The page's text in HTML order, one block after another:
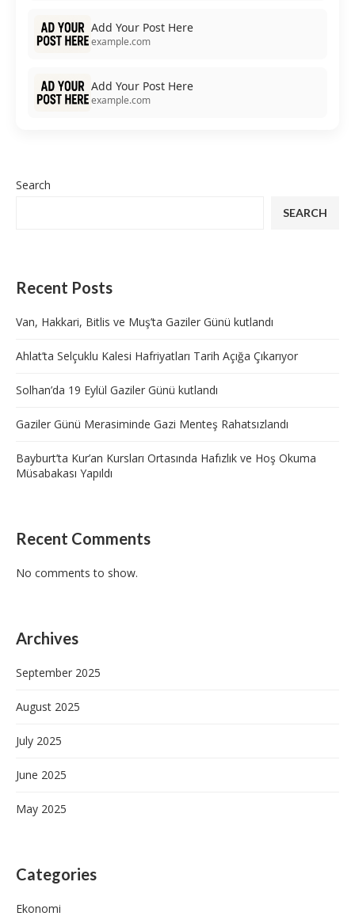
Add Your Post Here
example.com
Add Your Post Here
example.com
Search
SEARCH
Recent Posts
Van, Hakkari, Bitlis ve Muş’ta Gaziler Günü kutlandı
Ahlat’ta Selçuklu Kalesi Hafriyatları Tarih Açığa Çıkarıyor
Solhan’da 19 Eylül Gaziler Günü kutlandı
Gaziler Günü Merasiminde Gazi Menteş Rahatsızlandı
Bayburt’ta Kur’an Kursları Ortasında Hafızlık ve Hoş Okuma
Müsabakası Yapıldı
Recent Comments
No comments to show.
Archives
September 2025
August 2025
July 2025
June 2025
May 2025
Categories
Ekonomi